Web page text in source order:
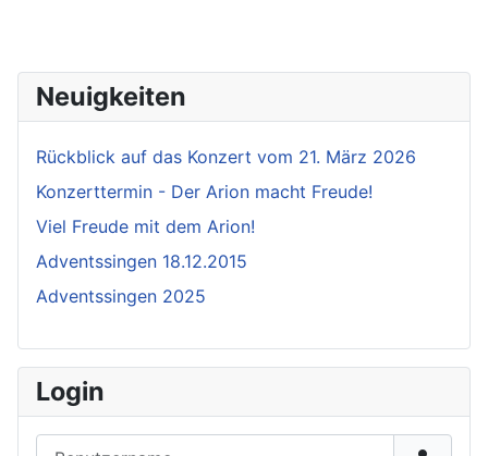
Neuigkeiten
Rückblick auf das Konzert vom 21. März 2026
Konzerttermin - Der Arion macht Freude!
Viel Freude mit dem Arion!
Adventssingen 18.12.2015
Adventssingen 2025
Login